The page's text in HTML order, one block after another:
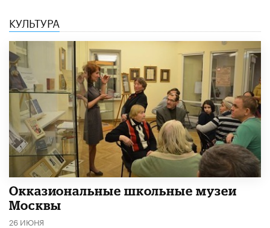
КУЛЬТУРА
​Окказиональные школьные музеи
Москвы
26 ИЮНЯ